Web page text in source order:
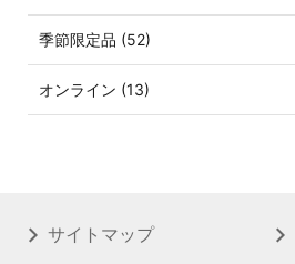
季節限定品 (52)
オンライン (13)
サイトマップ